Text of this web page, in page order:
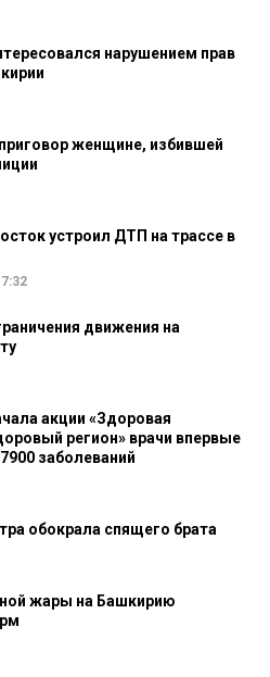
нарушением прав
женщине, избившей
устроил ДТП на трассе в
движения на
акции «Здоровая
регион» врачи впервые
заболеваний
обокрала спящего брата
жары на Башкирию